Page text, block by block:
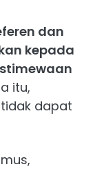
dan
kepada
itu,
dapat